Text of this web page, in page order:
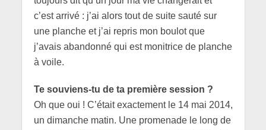
c’est arrivé : j’ai alors tout de suite sauté sur
une planche et j’ai repris mon boulot que
j’avais abandonné qui est monitrice de planche
à voile.
Te souviens-tu de ta première session ?
Oh que oui ! C’était exactement le 14 mai 2014,
un dimanche matin. Une promenade le long de